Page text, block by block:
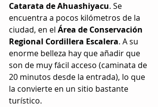
Catarata de Ahuashiyacu. Se
encuentra a pocos kilómetros de la
ciudad, en el Área de Conservación
Regional Cordillera Escalera. A su
enorme belleza hay que añadir que
son de muy fácil acceso (caminata de
20 minutos desde la entrada), lo que
la convierte en un sitio bastante
turístico.